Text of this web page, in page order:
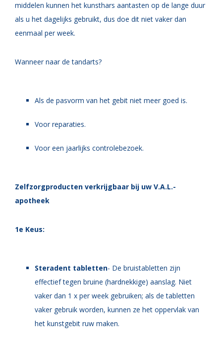
middelen kunnen het kunsthars aantasten op de lange duur
als u het dagelijks gebruikt, dus doe dit niet vaker dan
eenmaal per week.
Wanneer naar de tandarts?
Als de pasvorm van het gebit niet meer goed is.
Voor reparaties.
Voor een jaarlijks controlebezoek.
Zelfzorgproducten verkrijgbaar bij uw V.A.L.-
apotheek
1e Keus:
Steradent tabletten- De bruistabletten zijn
effectief tegen bruine (hardnekkige) aanslag. Niet
vaker dan 1 x per week gebruiken; als de tabletten
vaker gebruik worden, kunnen ze het oppervlak van
het kunstgebit ruw maken.